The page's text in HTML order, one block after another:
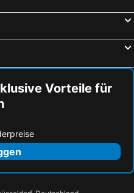
Vorteile für